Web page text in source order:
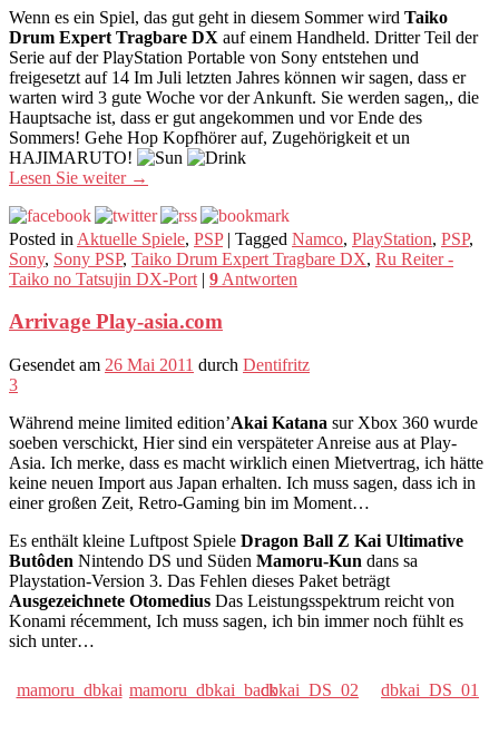
Wenn es ein Spiel, das gut geht in diesem Sommer wird Taiko
Drum Expert Tragbare DX auf einem Handheld. Dritter Teil der
Serie auf der PlayStation Portable von Sony entstehen und
freigesetzt auf 14 Im Juli letzten Jahres können wir sagen, dass er
warten wird 3 gute Woche vor der Ankunft. Sie werden sagen,, die
Hauptsache ist, dass er gut angekommen und vor Ende des
Sommers! Gehe Hop Kopfhörer auf, Zugehörigkeit et un
HAJIMARUTO!
Lesen Sie weiter →
Posted in Aktuelle Spiele, PSP | Tagged Namco, PlayStation, PSP,
Sony, Sony PSP, Taiko Drum Expert Tragbare DX, Ru Reiter -
Taiko no Tatsujin DX-Port | 9 Antworten
Arrivage Play-asia.com
Gesendet am 26 Mai 2011 durch Dentifritz
3
Während meine limited edition’Akai Katana sur Xbox 360 wurde
soeben verschickt, Hier sind ein verspäteter Anreise aus at Play-
Asia. Ich merke, dass es macht wirklich einen Mietvertrag, ich hätte
keine neuen Import aus Japan erhalten. Ich muss sagen, dass ich in
einer großen Zeit, Retro-Gaming bin im Moment…
Es enthält kleine Luftpost Spiele Dragon Ball Z Kai Ultimative
Butôden Nintendo DS und Süden Mamoru-Kun dans sa
Playstation-Version 3. Das Fehlen dieses Paket beträgt
Ausgezeichnete Otomedius Das Leistungsspektrum reicht von
Konami récemment, Ich muss sagen, ich bin immer noch fühlt es
sich unter…
mamoru_dbkai mamoru_dbkai_backdbkai_DS_02 dbkai_DS_01